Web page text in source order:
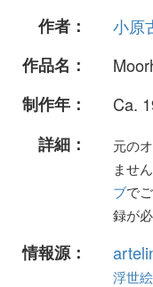
作者：
小原
作品名：
制作年：
Ca.
詳細：
元の
ませ
ブで
録が
情報源：
浮世